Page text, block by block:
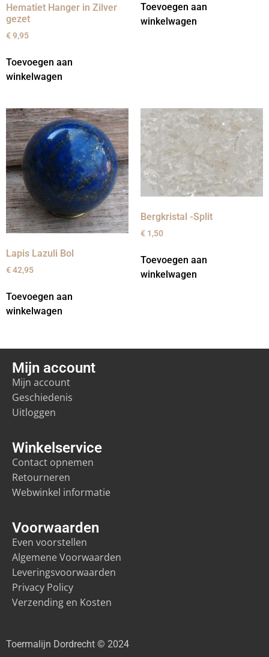
Hematiet Hanger in Zilver
gezet
€9,95
Toevoegen aan
winkelwagen
Toevoegen aan
winkelwagen
Lapis Lazuli Bol
€42,95
Toevoegen aan
winkelwagen
Bergkristal -Split
€ 1,50
Toevoegen aan
winkelwagen
Voorwaarden
Even voorstellen
Algemene Voorwaarden
Leveringsvoorwaarden
Privacy Policy
Verzending en Kosten
Winkelservice
Contact opnemen
Retourneren
Webwinkel informatie
Mijn account
Mijn account
Geschiedenis
Uitloggen
Toermalijn Dordrecht © 2024